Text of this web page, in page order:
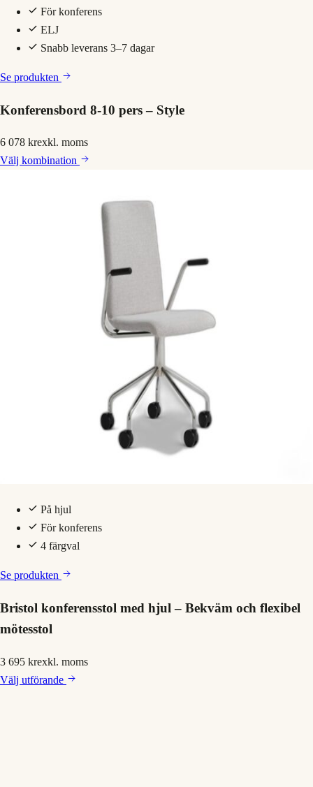
För konferens
ELJ
Snabb leverans 3–7 dagar
Se produkten
Konferensbord 8-10 pers – Style
6 078 krexkl. moms
Välj kombination
På hjul
För konferens
4 färgval
Se produkten
Bristol konferensstol med hjul – Bekväm och flexibel
mötesstol
3 695 krexkl. moms
Välj utförande